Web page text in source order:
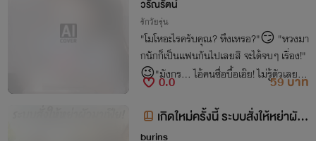
วรัณรัตน์
รักวัยรุ่น
"โมโหอะไรครับคุณ? หึงเหรอ?"😏 "หวงมา
กนักก็เป็นแฟนกันไปเลยสิ จะได้จบๆ เรื่อง!"
😉"มังกร... ไอ้คนซื่อบื้อเอ๊ย! ไม่รู้ตัวเลยหรื
อไงว่าเพื่อนฉันน่ะชอบนายจะตายอยู่แล้
ว"🙂‍↔️
0.0
59 บาท
เกิดใหม่ครั้งนี้ ระบบสั่งให้หย่าผัว
burins